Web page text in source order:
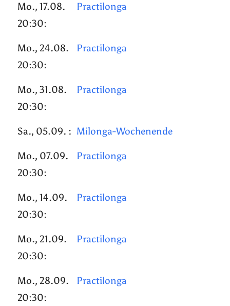
Mo., 17.08.
20:30:
Practilonga
Mo., 24.08.
20:30:
Practilonga
Mo., 31.08.
20:30:
Practilonga
Sa., 05.09. : Milonga-Wochenende
Mo., 07.09.
20:30:
Practilonga
Mo., 14.09.
20:30:
Practilonga
Mo., 21.09.
20:30:
Practilonga
Mo., 28.09.
20:30:
Practilonga